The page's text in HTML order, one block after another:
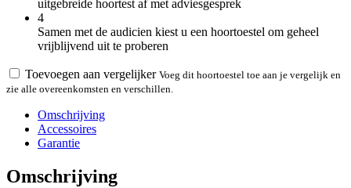
uitgebreide hoortest af met adviesgesprek
4
Samen met de audicien kiest u een hoortoestel om geheel
vrijblijvend uit te proberen
Toevoegen aan vergelijker Voeg dit hoortoestel toe aan je vergelijk en
zie alle overeenkomsten en verschillen.
Omschrijving
Accessoires
Garantie
Omschrijving